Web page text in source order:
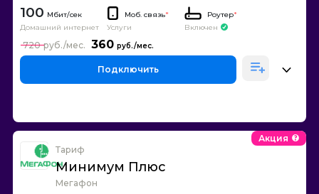
100
Домашний интернет
Моб. связь*
Услуги
Роутер*
Включен
360
720
Подключить
Тариф
Минимум Плюс
Мегафон
Акция